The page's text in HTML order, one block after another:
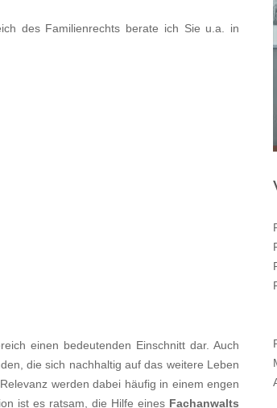
des Familienrechts berate ich Sie u.a. in
einen bedeutenden Einschnitt dar. Auch
die sich nachhaltig auf das weitere Leben
werden dabei häufig in einem engen
ist es ratsam, die Hilfe eines Fachanwalts